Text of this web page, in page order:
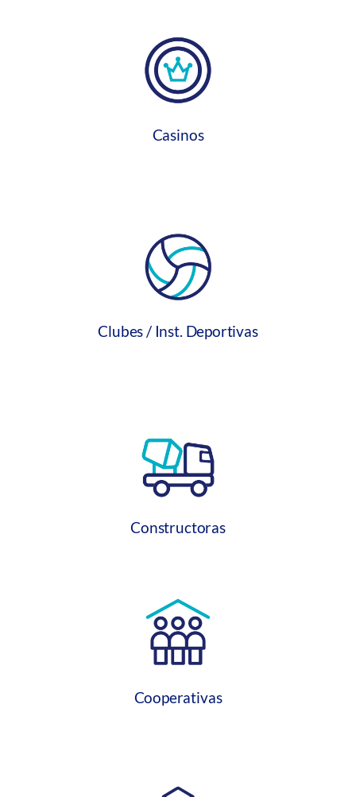
Casinos
Clubes / Inst. Deportivas
Constructoras
Cooperativas